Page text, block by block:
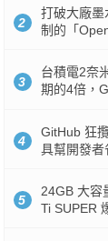
2
打破大廠墨
制的「
3
台積電2奈
期的4倍，
4
GitHub 狂
具幫開發者
5
24GB 大容
Ti SUPER